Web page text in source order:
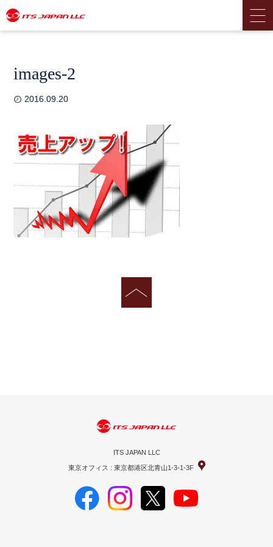
images-2
2016.09.20
ITS JAPAN LLC
東京オフィス : 東京都港区北青山1-3-1-3F